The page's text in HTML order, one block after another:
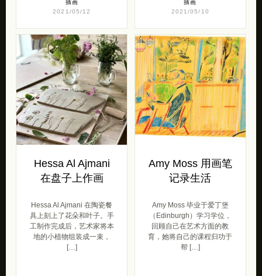
插画
2021/05/12
插画
2021/05/10
Hessa Al Ajmani
在盘子上作画
Hessa Al Ajmani 在陶瓷餐
具上刻上了花朵和叶子。手
工制作完成后，艺术家将本
地的小植物组装成一束，
[…]
Amy Moss 用画笔
记录生活
Amy Moss 毕业于爱丁堡
（Edinburgh）学习学位，
回顾自己在艺术方面的教
育，她将自己的课程归功于
帮 […]